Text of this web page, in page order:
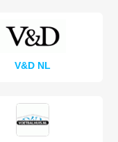
V&D NL